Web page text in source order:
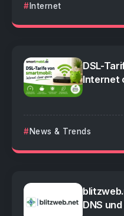
Internet
DSL-
Internet
News & Trends
DNS